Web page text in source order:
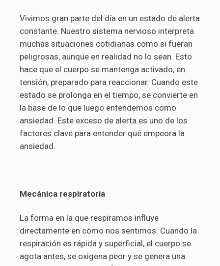
Vivimos gran parte del día en un estado de alerta
constante. Nuestro sistema nervioso interpreta
muchas situaciones cotidianas como si fueran
peligrosas, aunque en realidad no lo sean. Esto
hace que el cuerpo se mantenga activado, en
tensión, preparado para reaccionar. Cuando este
estado se prolonga en el tiempo, se convierte en
la base de lo que luego entendemos como
ansiedad. Este exceso de alerta es uno de los
factores clave para entender qué empeora la
ansiedad.
Mecánica respiratoria
La forma en la que respiramos influye
directamente en cómo nos sentimos. Cuando la
respiración es rápida y superficial, el cuerpo se
agota antes, se oxigena peor y se genera una